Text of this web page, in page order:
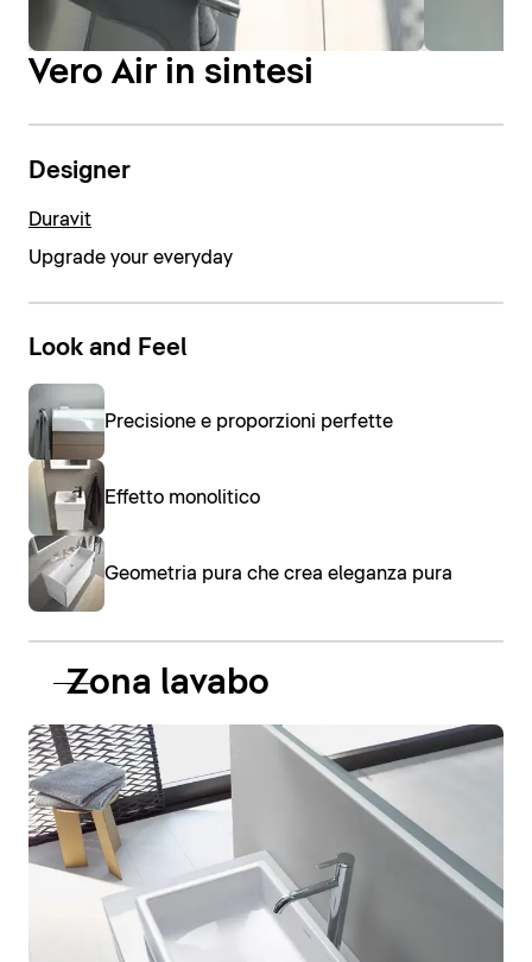
Vero Air in sintesi
Designer
Duravit
Upgrade your everyday
Look and Feel
Precisione e proporzioni perfette
Effetto monolitico
Geometria pura che crea eleganza pura
Zona lavabo